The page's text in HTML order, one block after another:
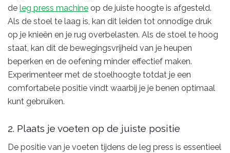
de leg press machine op de juiste hoogte is afgesteld.
Als de stoel te laag is, kan dit leiden tot onnodige druk
op je knieën en je rug overbelasten. Als de stoel te hoog
staat, kan dit de bewegingsvrijheid van je heupen
beperken en de oefening minder effectief maken.
Experimenteer met de stoelhoogte totdat je een
comfortabele positie vindt waarbij je je benen optimaal
kunt gebruiken.
2. Plaats je voeten op de juiste positie
De positie van je voeten tijdens de leg press is essentieel